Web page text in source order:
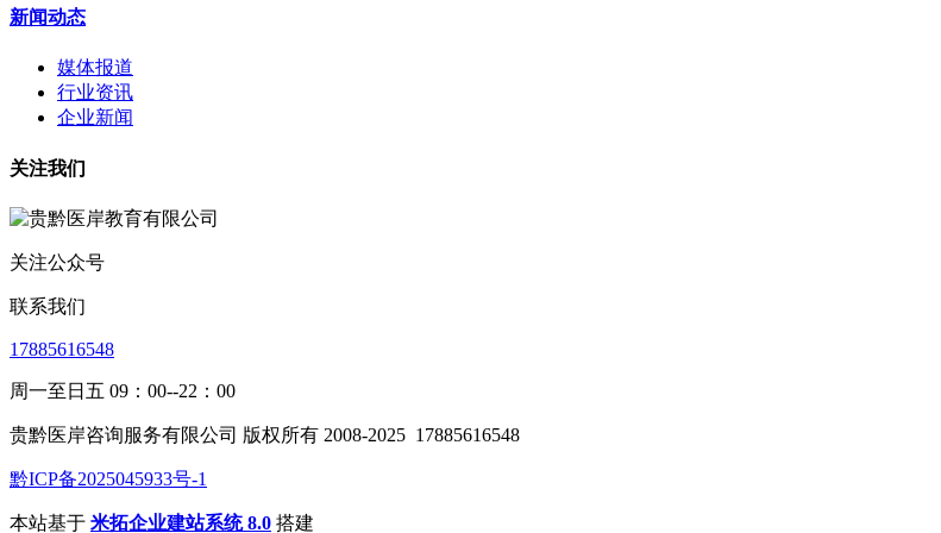
新闻动态
媒体报道
行业资讯
企业新闻
关注我们
关注公众号
联系我们
17885616548
周一至日五 09：00--22：00
贵黔医岸咨询服务有限公司 版权所有 2008-2025 17885616548
黔ICP备2025045933号-1
本站基于 米拓企业建站系统 8.0 搭建